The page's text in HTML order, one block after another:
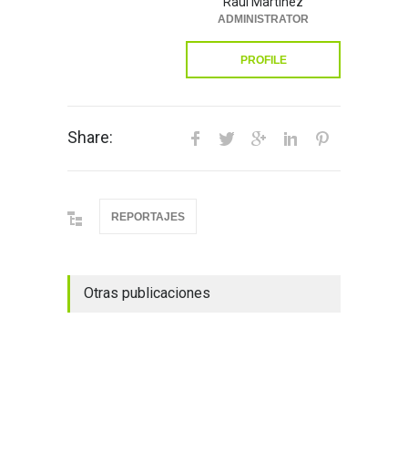
ADMINISTRATOR
PROFILE
Share:
REPORTAJES
Otras publicaciones